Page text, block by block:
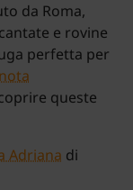
da Roma,
e rovine
perfetta per
queste
Adriana di